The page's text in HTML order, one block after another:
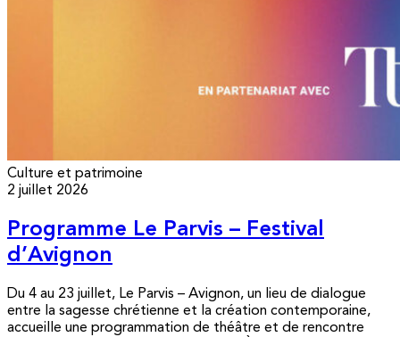
Culture et patrimoine
2 juillet 2026
Programme Le Parvis – Festival
d’Avignon
Du 4 au 23 juillet, Le Parvis – Avignon, un lieu de dialogue
entre la sagesse chrétienne et la création contemporaine,
accueille une programmation de théâtre et de rencontre